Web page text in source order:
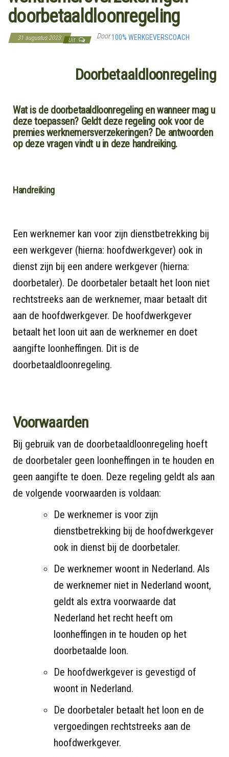
doorbetaaldloonregeling
31 augustus 2023 Uit Door100% WERKGEVERSCOACH
Doorbetaaldloonregeling
Wat is de doorbetaaldloonregeling en wanneer mag u
deze toepassen? Geldt deze regeling ook voor de
premies werknemersverzekeringen? De antwoorden
op deze vragen vindt u in deze handreiking.
Handreiking
Een werknemer kan voor zijn dienstbetrekking bij
een werkgever (hierna: hoofdwerkgever) ook in
dienst zijn bij een andere werkgever (hierna:
doorbetaler). De doorbetaler betaalt het loon niet
rechtstreeks aan de werknemer, maar betaalt dit
aan de hoofdwerkgever. De hoofdwerkgever
betaalt het loon uit aan de werknemer en doet
aangifte loonheffingen. Dit is de
doorbetaaldloonregeling.
Voorwaarden
Bij gebruik van de doorbetaaldloonregeling hoeft
de doorbetaler geen loonheffingen in te houden en
geen aangifte te doen. Deze regeling geldt als aan
de volgende voorwaarden is voldaan:
De werknemer is voor zijn
dienstbetrekking bij de hoofdwerkgever
ook in dienst bij de doorbetaler.
De werknemer woont in Nederland. Als
de werknemer niet in Nederland woont,
geldt als extra voorwaarde dat
Nederland het recht heeft om
loonheffingen in te houden op het
doorbetaalde loon.
De hoofdwerkgever is gevestigd of
woont in Nederland.
De doorbetaler betaalt het loon en de
vergoedingen rechtstreeks aan de
hoofdwerkgever.